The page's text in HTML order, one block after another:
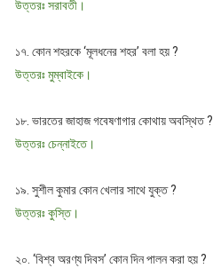
উত্তরঃ সরাবতী।
১৭. কোন শহরকে ‘মূলধনের শহর’ বলা হয় ?
উত্তরঃ মুম্বাইকে।
১৮. ভারতের জাহাজ গবেষণাগার কোথায় অবস্থিত ?
উত্তরঃ চেন্নাইতে।
১৯. সুশীল কুমার কোন খেলার সাথে যুক্ত ?
উত্তরঃ কুস্তি।
২০. ‘বিশ্ব অরণ্য দিবস’ কোন দিন পালন করা হয় ?